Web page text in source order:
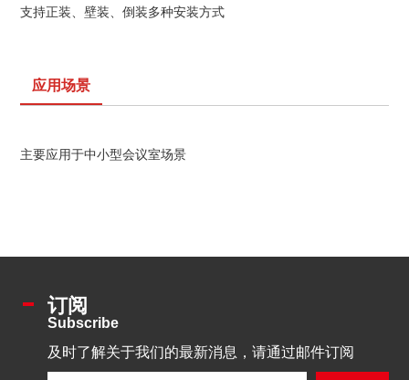
支持正装、壁装、倒装多种安装方式
应用场景
主要应用于中小型会议室场景
订阅
Subscribe
及时了解关于我们的最新消息，请通过邮件订阅